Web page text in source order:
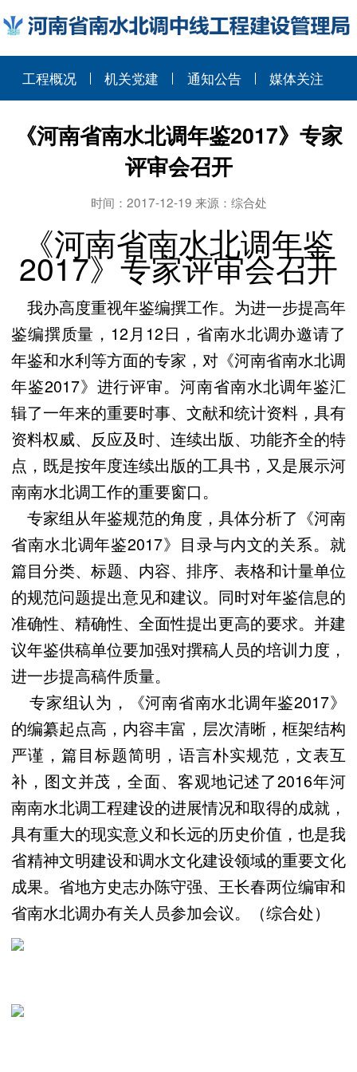
工程概况 机关党建 通知公告 媒体关注
《河南省南水北调年鉴2017》专家
评审会召开
时间：2017-12-19 来源：综合处
《河南省南水北调年鉴
2017》专家评审会召开
我办高度重视年鉴编撰工作。为进一步提高年
鉴编撰质量，12月12日，省南水北调办邀请了
年鉴和水利等方面的专家，对《河南省南水北调
年鉴2017》进行评审。河南省南水北调年鉴汇
辑了一年来的重要时事、文献和统计资料，具有
资料权威、反应及时、连续出版、功能齐全的特
点，既是按年度连续出版的工具书，又是展示河
南南水北调工作的重要窗口。
专家组从年鉴规范的角度，具体分析了《河南
省南水北调年鉴2017》目录与内文的关系。就
篇目分类、标题、内容、排序、表格和计量单位
的规范问题提出意见和建议。同时对年鉴信息的
准确性、精确性、全面性提出更高的要求。并建
议年鉴供稿单位要加强对撰稿人员的培训力度，
进一步提高稿件质量。
专家组认为，《河南省南水北调年鉴2017》
的编纂起点高，内容丰富，层次清晰，框架结构
严谨，篇目标题简明，语言朴实规范，文表互
补，图文并茂，全面、客观地记述了2016年河
南南水北调工程建设的进展情况和取得的成就，
具有重大的现实意义和长远的历史价值，也是我
省精神文明建设和调水文化建设领域的重要文化
成果。省地方史志办陈守强、王长春两位编审和
省南水北调办有关人员参加会议。（综合处）